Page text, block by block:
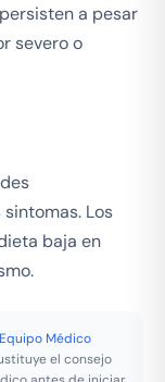
a pesar
severo o
Los
baja en
Equipo Médico
el consejo